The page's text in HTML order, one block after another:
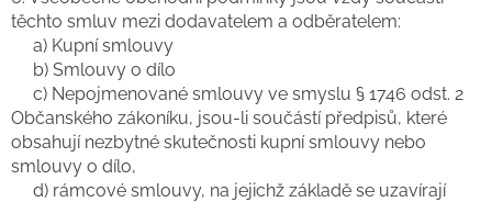
těchto smluv mezi dodavatelem a odběratelem:
a) Kupní smlouvy
b) Smlouvy o dílo
c) Nepojmenované smlouvy ve smyslu § 1746 odst. 2
Občanského zákoníku, jsou-li součástí předpisů, které
obsahují nezbytné skutečnosti kupní smlouvy nebo
smlouvy o dílo,
d) rámcové smlouvy, na jejichž základě se uzavírají